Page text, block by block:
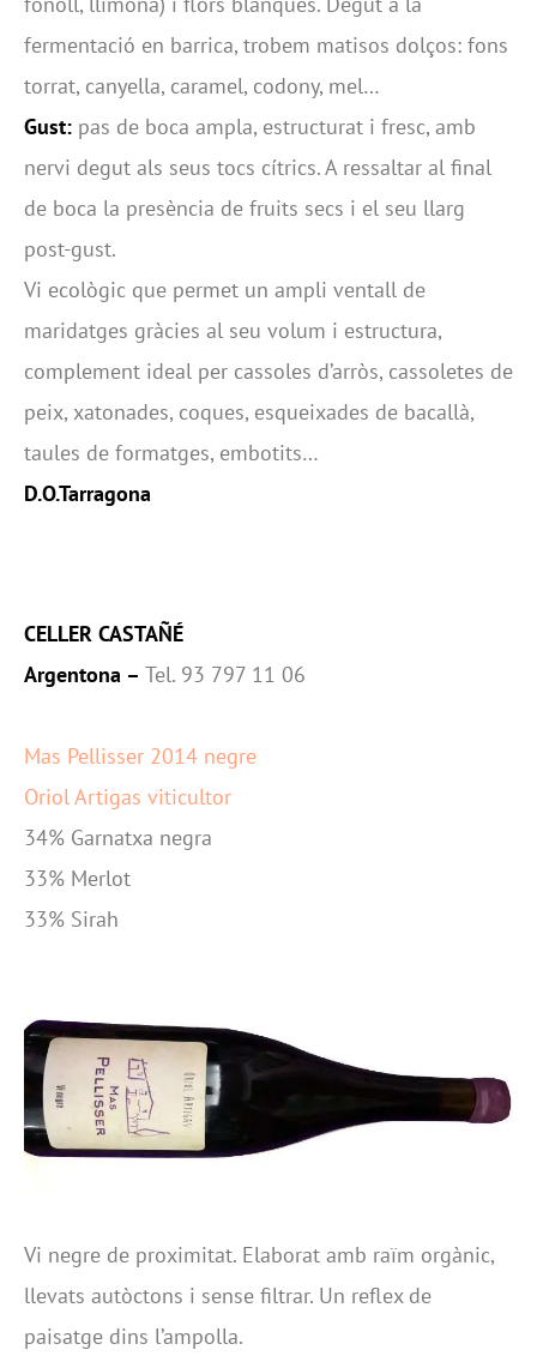
fermentació en barrica, trobem matisos dolços: fons
torrat, canyella, caramel, codony, mel…
Gust: pas de boca ampla, estructurat i fresc, amb
nervi degut als seus tocs cítrics. A ressaltar al final
de boca la presència de fruits secs i el seu llarg
post-gust.
Vi ecològic que permet un ampli ventall de
maridatges gràcies al seu volum i estructura,
complement ideal per cassoles d’arròs, cassoletes de
peix, xatonades, coques, esqueixades de bacallà,
taules de formatges, embotits…
D.O.Tarragona
CELLER CASTAÑÉ
Argentona – Tel. 93 797 11 06
Mas Pellisser 2014 negre
Oriol Artigas viticultor
34% Garnatxa negra
33% Merlot
33% Sirah
Vi negre de proximitat. Elaborat amb raïm orgànic,
llevats autòctons i sense filtrar. Un reflex de
paisatge dins l’ampolla.